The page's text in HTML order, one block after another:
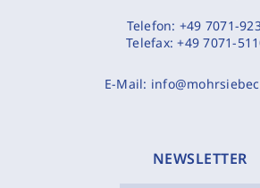
Telefon: +49 7071-
Telefax:+49 7071-
E-Mail:
NEWSLETTER